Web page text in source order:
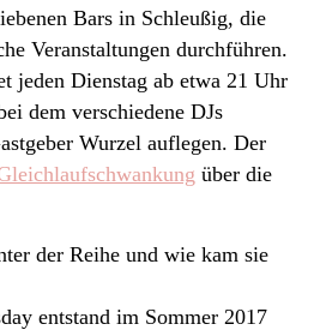
Bars in Schleußig, die
Veranstaltungen durchführen.
jeden Dienstag ab etwa 21 Uhr
dem verschiedene DJs
Wurzel auflegen. Der
über die
der Reihe und wie kam sie
entstand im Sommer 2017